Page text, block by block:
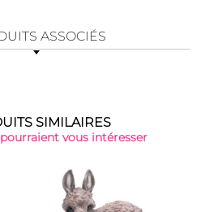
ASSOCIÉS
SIMILAIRES
vous intéresser